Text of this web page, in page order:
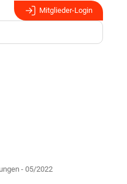
Mitglieder-Login
- 05/2022